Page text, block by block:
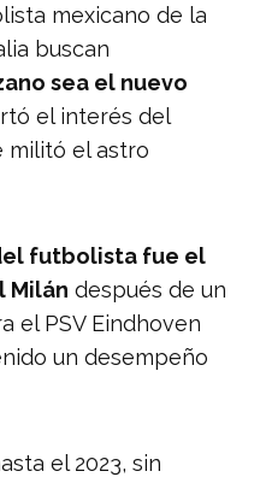
mexicano de la
buscan
sea el nuevo
el interés del
militó el astro
futbolista fue el
Milán después de un
el PSV Eindhoven
un desempeño
el 2023, sin